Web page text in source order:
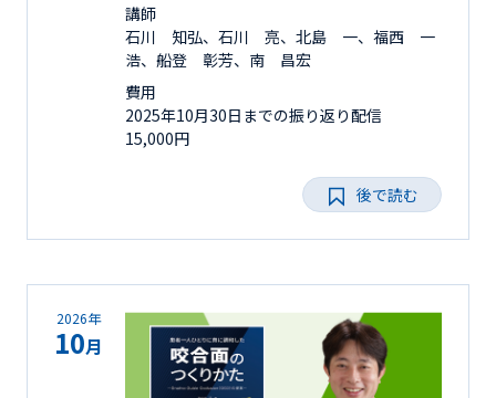
講師
石川 知弘、石川 亮、北島 一、福西 一
浩、船登 彰芳、南 昌宏
費用
2025年10月30日までの振り返り配信
15,000円
後で読む
2026年
10月